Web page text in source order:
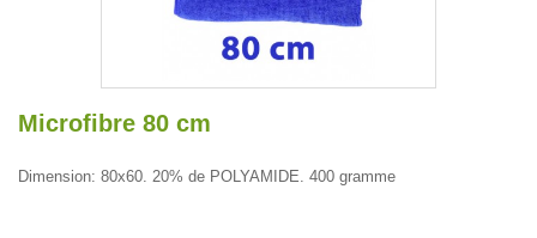
Microfibre 80 cm
Dimension: 80x60. 20% de POLYAMIDE. 400 gramme